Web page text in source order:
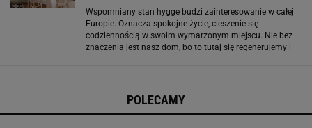
Wspomniany stan hygge budzi zainteresowanie w całej
Europie. Oznacza spokojne życie, cieszenie się
codziennością w swoim wymarzonym miejscu. Nie bez
znaczenia jest nasz dom, bo to tutaj się regenerujemy i
POLECAMY